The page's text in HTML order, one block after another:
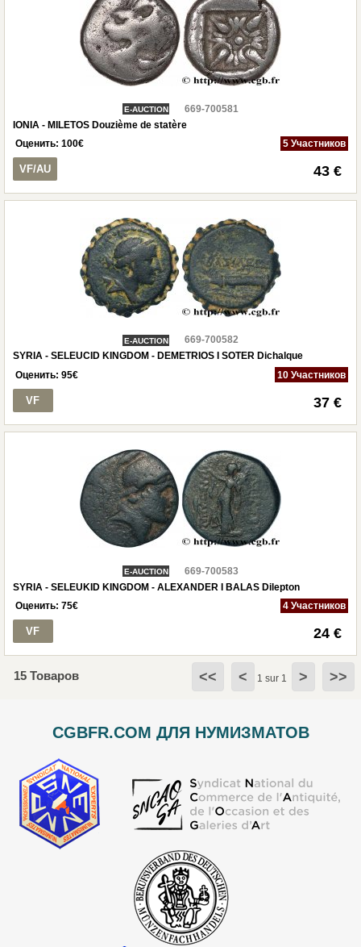
E-AUCTION
669-700581
IONIA - MILETOS Douzième de statère
Оценить: 100€ 5 Участников
VF/AU 43 €
E-AUCTION
669-700582
SYRIA - SELEUCID KINGDOM - DEMETRIOS I SOTER Dichalque
Оценить: 95€ 10 Участников
VF 37 €
E-AUCTION
669-700583
SYRIA - SELEUKID KINGDOM - ALEXANDER I BALAS Dilepton
Оценить: 75€ 4 Участников
VF 24 €
15 Товаров << < 1 sur 1 > >>
CGBFR.COM ДЛЯ НУМИЗМАТОВ